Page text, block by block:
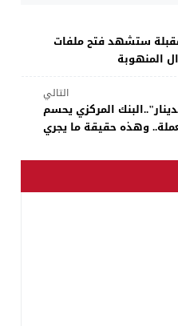
ستشهد فتح ملفات
المنهوبة
التالي
المركزي يحسم
وهذه حقيقة ما يجري